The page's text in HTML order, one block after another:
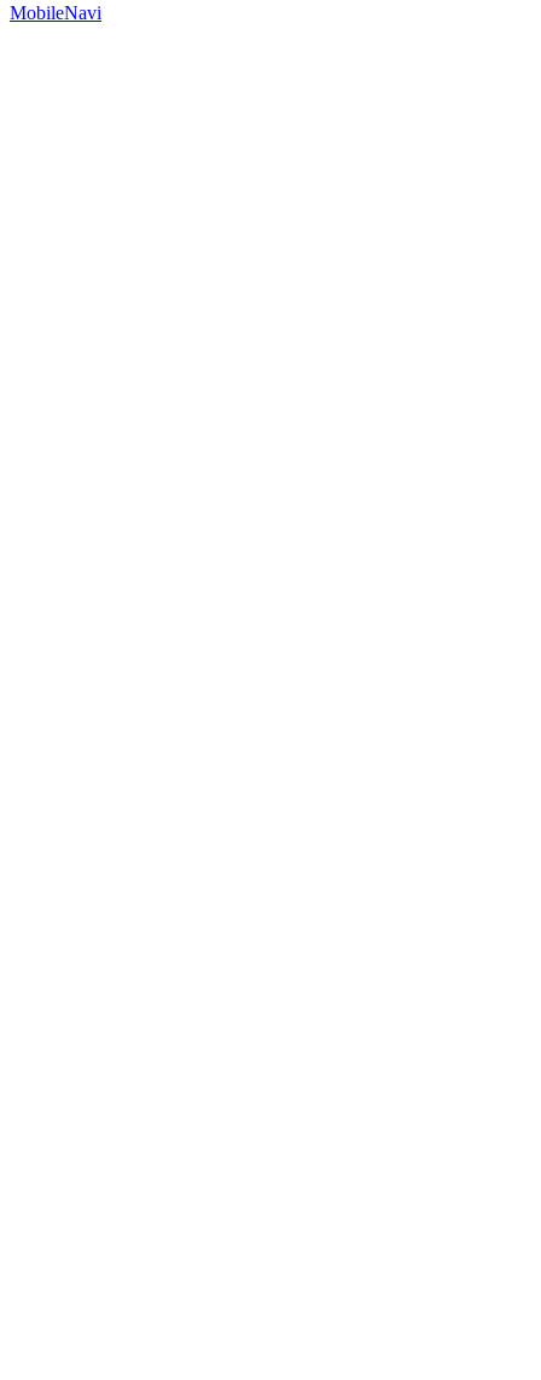
MobileNavi